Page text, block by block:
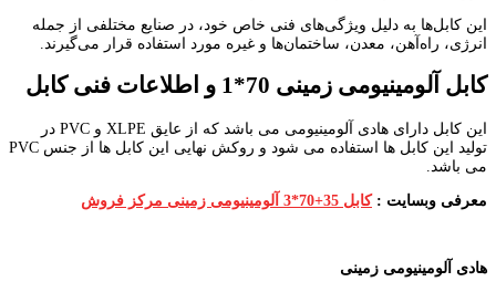
این کابل‌ها به دلیل ویژگی‌های فنی خاص خود، در صنایع مختلفی از جمله
انرژی، راه‌آهن، معدن، ساختمان‌ها و غیره مورد استفاده قرار می‌گیرند.
کابل آلومینیومی زمینی 70*1 و اطلاعات فنی کابل
این کابل دارای هادی آلومینیومی می باشد که از عایق XLPE و PVC در
تولید این کابل ها استفاده می شود و روکش نهایی این کابل ها از جنس PVC
می باشد.
معرفی وبسایت :کابل 35+70*3 آلومینیومی زمینی مرکز فروش
هادی آلومینیومی زمینی